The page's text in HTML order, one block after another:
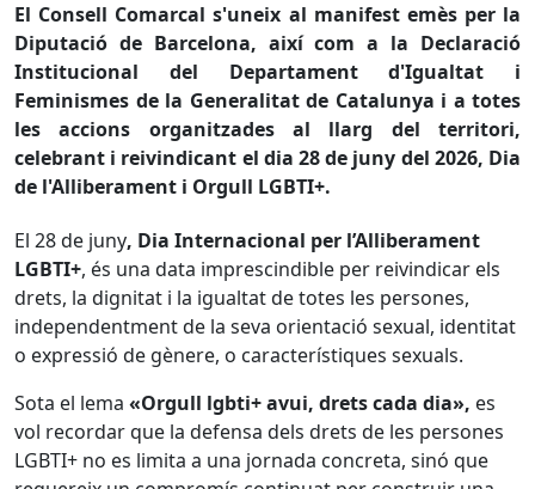
El Consell Comarcal s'uneix al manifest emès per la
Diputació de Barcelona, així com a la Declaració
Institucional del Departament d'Igualtat i
Feminismes de la Generalitat de Catalunya i a totes
les accions organitzades al llarg del territori,
celebrant i reivindicant el dia 28 de juny del 2026, Dia
de l'Alliberament i Orgull LGBTI+.
El 28 de juny, Dia Internacional per l’Alliberament
LGBTI+, és una data imprescindible per reivindicar els
drets, la dignitat i la igualtat de totes les persones,
independentment de la seva orientació sexual, identitat
o expressió de gènere, o característiques sexuals.
Sota el lema «Orgull lgbti+ avui, drets cada dia», es
vol recordar que la defensa dels drets de les persones
LGBTI+ no es limita a una jornada concreta, sinó que